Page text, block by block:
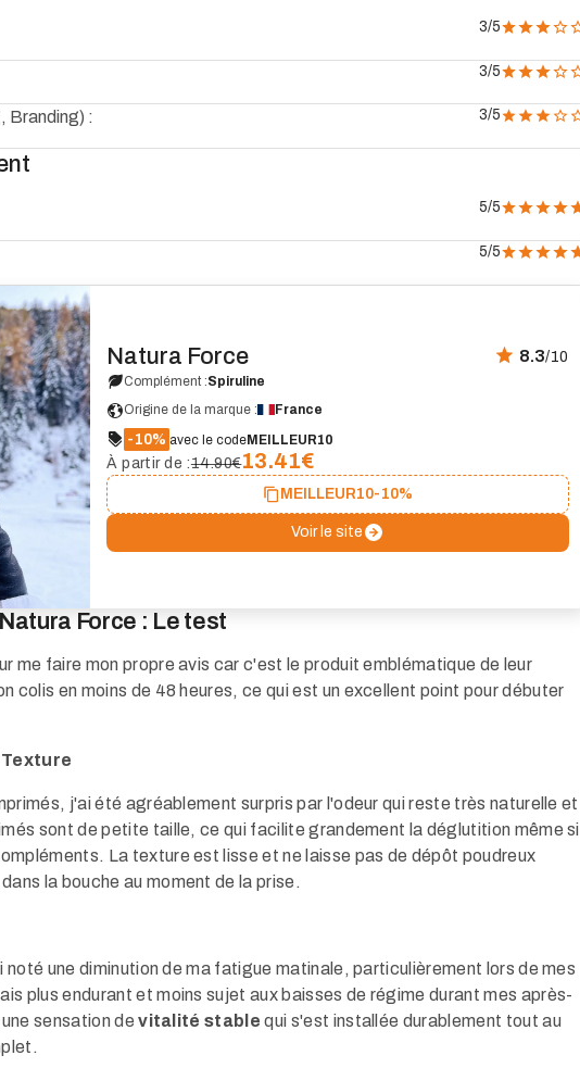
3/5
3/5
Branding) : 3/5
5/5
5/5
Natura Force 8.3/10
Complément :Spiruline
Origine de la marque :
France
-10% avec le codeMEILLEUR10
À partir de :14.90€13.41€
MEILLEUR10-10%
Voir le site
Force : Le test
me faire mon propre avis car c'est le produit emblématique de leur
colis en moins de 48 heures, ce qui est un excellent point pour débuter
j'ai été agréablement surpris par l'odeur qui reste très naturelle et
sont de petite taille, ce qui facilite grandement la déglutition même si
La texture est lisse et ne laisse pas de dépôt poudreux
la bouche au moment de la prise.
noté une diminution de ma fatigue matinale, particulièrement lors de mes
plus endurant et moins sujet aux baisses de régime durant mes après-
sensation devitalité stable qui s'est installée durablement tout au